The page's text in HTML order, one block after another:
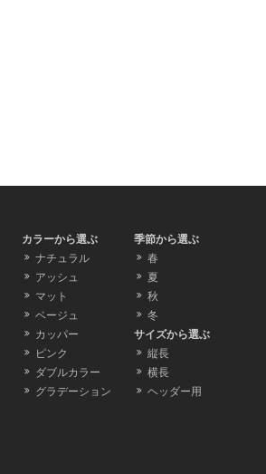
カラーから選ぶ
ナチュラル
アッシュ
マット
ベージュ
カッパー
ピンク
ダブルカラー
グラデーション
季節から選ぶ
春
夏
秋
冬
サイズから選ぶ
縦長
横長
ヘッダー用